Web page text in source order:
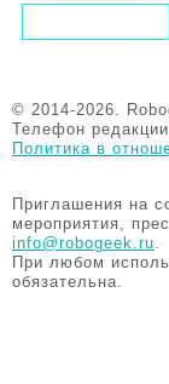
© 2014-2026.
Телефон редакции
Политика в
Приглашения на
мероприятия,
info@robogeek.ru.
При любом
обязательна.